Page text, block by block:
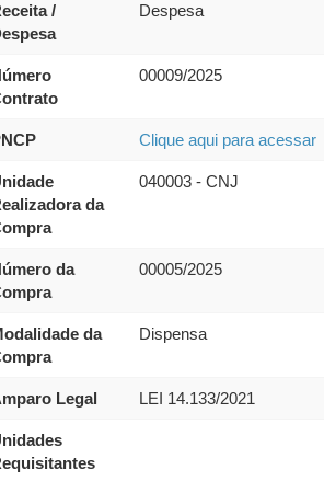
/
Despesa
00009/2025
Clique aqui para acessar
da
040003 - CNJ
da
00005/2025
da
Dispensa
Legal LEI 14.133/2021